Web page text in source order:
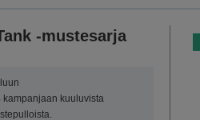
-mustesarja
kampanjaan kuuluvista